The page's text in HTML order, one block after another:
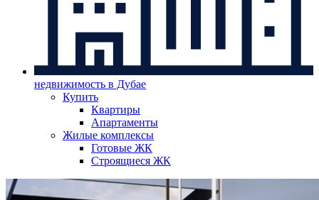
недвижимость в Дубае
Купить
Квартиры
Апартаменты
Жилые комплексы
Готовые ЖК
Строящиеся ЖК